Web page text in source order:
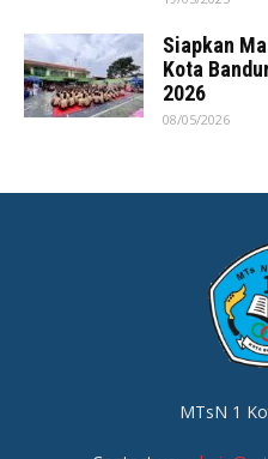
Siapkan
Kota
2026
08/05/2026
MTsN 1